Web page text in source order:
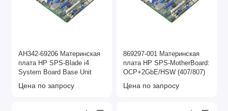
AH342-69206 Материнская
плата HP SPS-Blade i4
System Board Base Unit
Цена по запросу
869297-001 Материнская
плата HP SPS-MotherBoard:
OCP+2GbE/HSW (407/807)
Цена по запросу